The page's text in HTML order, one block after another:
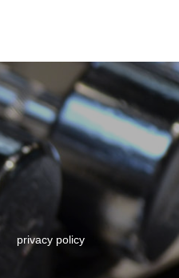
privacy policy